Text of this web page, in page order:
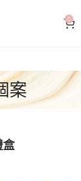
0
案
盒